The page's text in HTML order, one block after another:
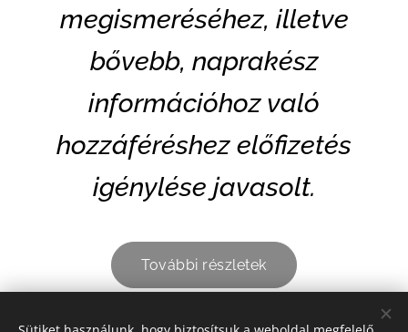
megismeréséhez, illetve
bővebb, naprakész
információhoz való
hozzáféréshez előfizetés
igénylése javasolt.
További részletek